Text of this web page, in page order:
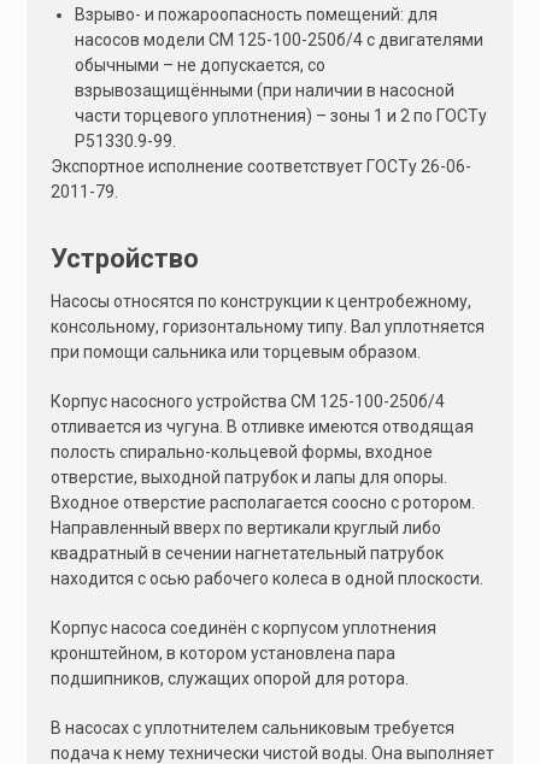
Взрыво- и пожароопасность помещений: для
насосов модели СМ 125-100-250б/4 с двигателями
обычными – не допускается, со
взрывозащищёнными (при наличии в насосной
части торцевого уплотнения) – зоны 1 и 2 по ГОСТу
Р51330.9-99.
Экспортное исполнение соответствует ГОСТу 26-06-
2011-79.
Устройство
Насосы относятся по конструкции к центробежному,
консольному, горизонтальному типу. Вал уплотняется
при помощи сальника или торцевым образом.
Корпус насосного устройства СМ 125-100-250б/4
отливается из чугуна. В отливке имеются отводящая
полость спирально-кольцевой формы, входное
отверстие, выходной патрубок и лапы для опоры.
Входное отверстие располагается соосно с ротором.
Направленный вверх по вертикали круглый либо
квадратный в сечении нагнетательный патрубок
находится с осью рабочего колеса в одной плоскости.
Корпус насоса соединён с корпусом уплотнения
кронштейном, в котором установлена пара
подшипников, служащих опорой для ротора.
В насосах с уплотнителем сальниковым требуется
подача к нему технически чистой воды. Она выполняет